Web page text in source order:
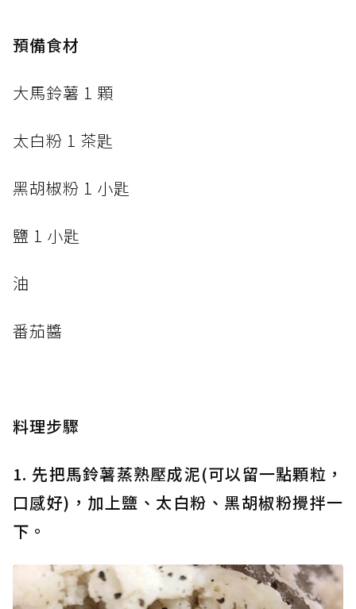
預備食材
大馬鈴薯 1 顆
太白粉 1 茶匙
黑胡椒粉 1 小匙
鹽 1 小匙
油
番茄醬
料理步驟
1. 先把馬鈴薯蒸熟壓成泥(可以留一點顆粒，
口感好)，加上鹽、太白粉、黑胡椒粉攪拌一
下。